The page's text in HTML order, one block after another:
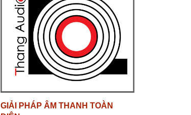
GIẢI PHÁP ÂM THANH TOÀN